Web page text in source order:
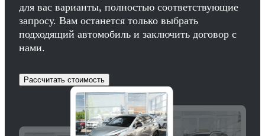
для вас варианты, полностью соответствующие
запросу. Вам останется только выбрать
подходящий автомобиль и заключить договор с
нами.
Рассчитать стоимость